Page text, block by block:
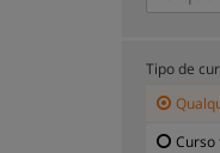
Tipo de
Curso